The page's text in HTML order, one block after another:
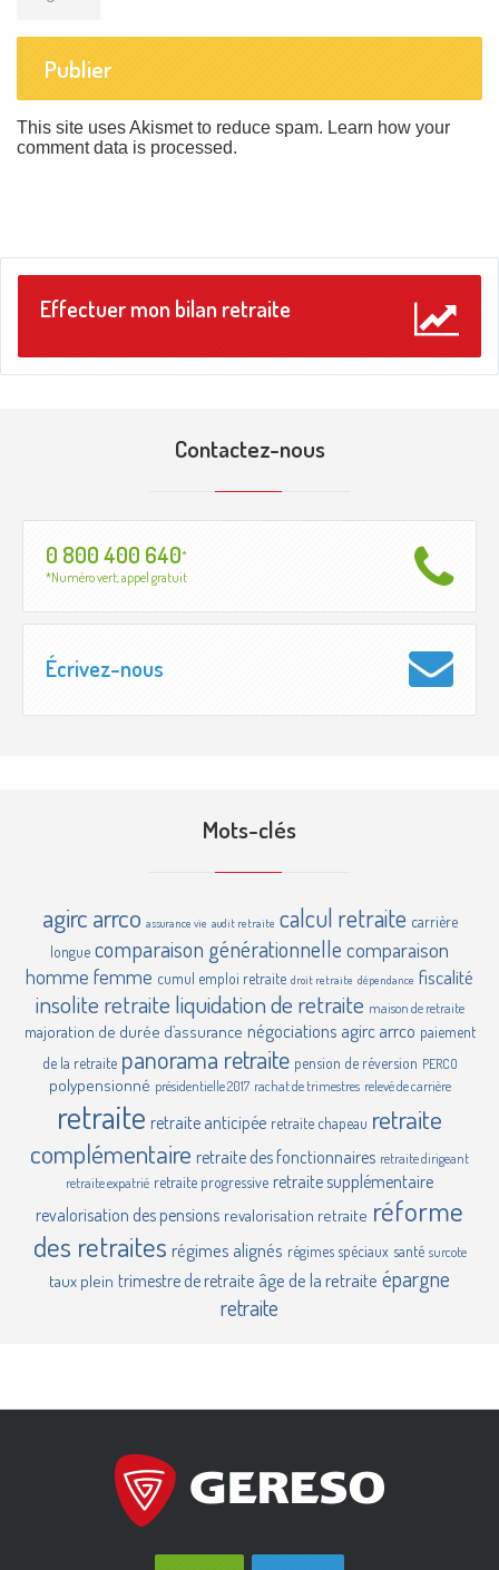
This site uses Akismet to reduce spam. Learn how your
comment data is processed.
Effectuer mon bilan retraite
Contactez-nous
0 800 400 640*
*Numéro vert, appel gratuit
Écrivez-nous
Mots-clés
agirc arrco assurance vie audit retraite calcul retraite carrière
longue comparaison générationnelle comparaison
homme femme cumul emploi retraite droit retraite dépendance fiscalité
insolite retraite liquidation de retraite maison de retraite
majoration de durée d’assurance négociations agirc arrco paiement
de la retraite panorama retraite pension de réversion PERCO
polypensionné présidentielle 2017 rachat de trimestres relevé de carrière
retraite retraite anticipée retraite chapeau retraite
complémentaire retraite des fonctionnaires retraite dirigeant
retraite expatrié retraite progressive retraite supplémentaire
revalorisation des pensions revalorisation retraite réforme
des retraites régimes alignés régimes spéciaux santé surcote
taux plein trimestre de retraite âge de la retraite épargne
retraite